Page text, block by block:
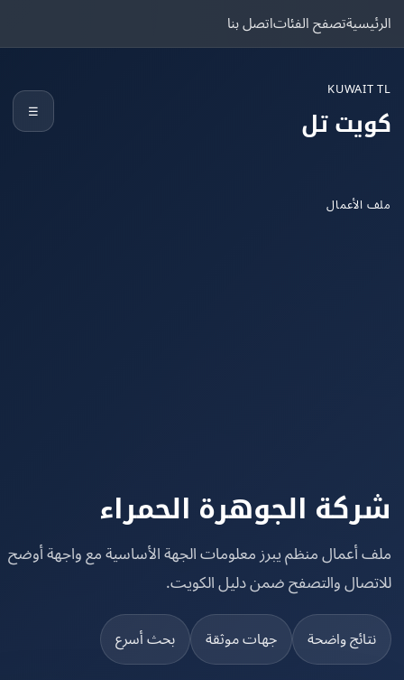
تصفح الفئاتاتصل بنا
تل
الجوهرة الحمراء
منظم يبرز معلومات الجهة الأساسية مع واجهة أوضح
والتصفح ضمن دليل الكويت.
واضحة جهات موثقة بحث أسرع